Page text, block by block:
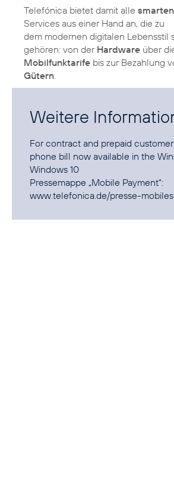
Telefónica bietet damit alle
Services aus einer Hand an, die zu
dem modernen digitalen Lebensstil
gehören: von der Hardware über
Mobilfunktarife bis zur Bezahlung
Gütern.
Weitere
For contract and prepaid
phone bill now available in the
Windows 10
Pressemappe „Mobile Payment“:
www.telefonica.de/presse-